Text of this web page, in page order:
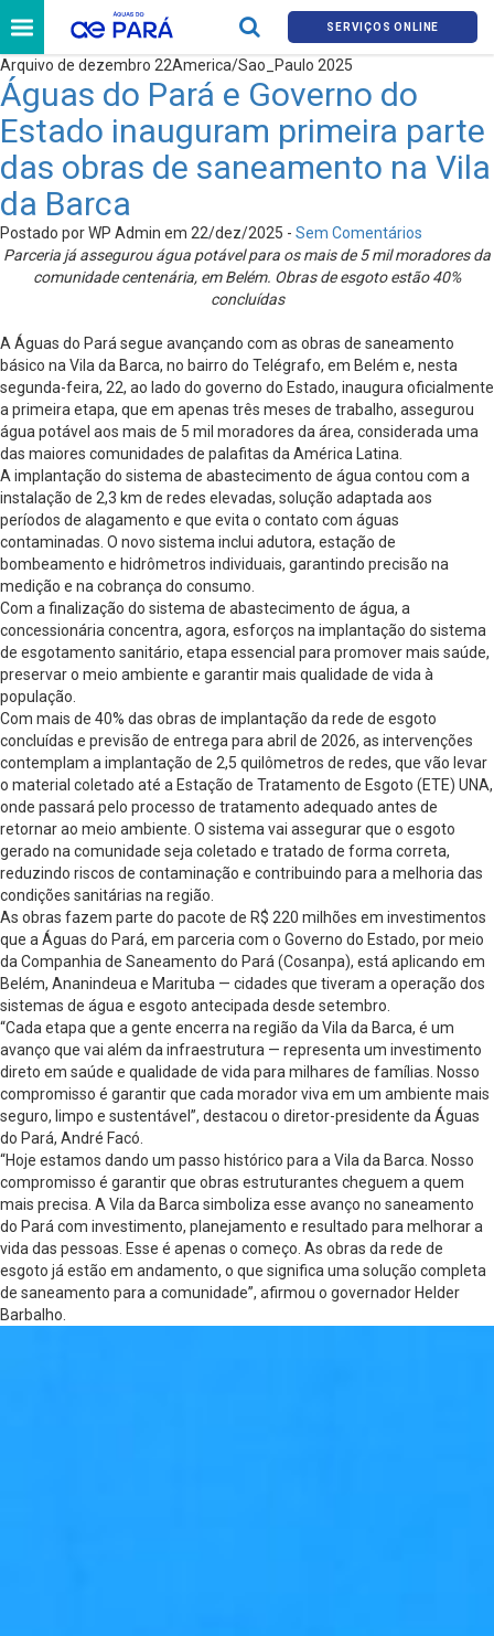
SERVIÇOS ONLINE
Arquivo de dezembro 22America/Sao_Paulo 2025
Águas do Pará e Governo do
Estado inauguram primeira parte
das obras de saneamento na Vila
da Barca
Postado por WP Admin em 22/dez/2025 - Sem Comentários
Parceria já assegurou água potável para os mais de 5 mil moradores da
comunidade centenária, em Belém. Obras de esgoto estão 40%
concluídas
A Águas do Pará segue avançando com as obras de saneamento
básico na Vila da Barca, no bairro do Telégrafo, em Belém e, nesta
segunda-feira, 22, ao lado do governo do Estado, inaugura oficialmente
a primeira etapa, que em apenas três meses de trabalho, assegurou
água potável aos mais de 5 mil moradores da área, considerada uma
das maiores comunidades de palafitas da América Latina.
A implantação do sistema de abastecimento de água contou com a
instalação de 2,3 km de redes elevadas, solução adaptada aos
períodos de alagamento e que evita o contato com águas
contaminadas. O novo sistema inclui adutora, estação de
bombeamento e hidrômetros individuais, garantindo precisão na
medição e na cobrança do consumo.
Com a finalização do sistema de abastecimento de água, a
concessionária concentra, agora, esforços na implantação do sistema
de esgotamento sanitário, etapa essencial para promover mais saúde,
preservar o meio ambiente e garantir mais qualidade de vida à
população.
Com mais de 40% das obras de implantação da rede de esgoto
concluídas e previsão de entrega para abril de 2026, as intervenções
contemplam a implantação de 2,5 quilômetros de redes, que vão levar
o material coletado até a Estação de Tratamento de Esgoto (ETE) UNA,
onde passará pelo processo de tratamento adequado antes de
retornar ao meio ambiente. O sistema vai assegurar que o esgoto
gerado na comunidade seja coletado e tratado de forma correta,
reduzindo riscos de contaminação e contribuindo para a melhoria das
condições sanitárias na região.
As obras fazem parte do pacote de R$ 220 milhões em investimentos
que a Águas do Pará, em parceria com o Governo do Estado, por meio
da Companhia de Saneamento do Pará (Cosanpa), está aplicando em
Belém, Ananindeua e Marituba — cidades que tiveram a operação dos
sistemas de água e esgoto antecipada desde setembro.
“Cada etapa que a gente encerra na região da Vila da Barca, é um
avanço que vai além da infraestrutura — representa um investimento
direto em saúde e qualidade de vida para milhares de famílias. Nosso
compromisso é garantir que cada morador viva em um ambiente mais
seguro, limpo e sustentável”, destacou o diretor-presidente da Águas
do Pará, André Facó.
“Hoje estamos dando um passo histórico para a Vila da Barca. Nosso
compromisso é garantir que obras estruturantes cheguem a quem
mais precisa. A Vila da Barca simboliza esse avanço no saneamento
do Pará com investimento, planejamento e resultado para melhorar a
vida das pessoas. Esse é apenas o começo. As obras da rede de
esgoto já estão em andamento, o que significa uma solução completa
de saneamento para a comunidade”, afirmou o governador Helder
Barbalho.